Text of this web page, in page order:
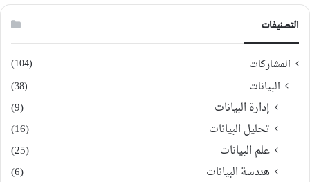
التصنيفات
المشاركات (104)
البيانات (38)
إدارة البيانات
(9)
تحليل البيانات
(16)
علم البيانات
(25)
هندسة البيانات
(6)